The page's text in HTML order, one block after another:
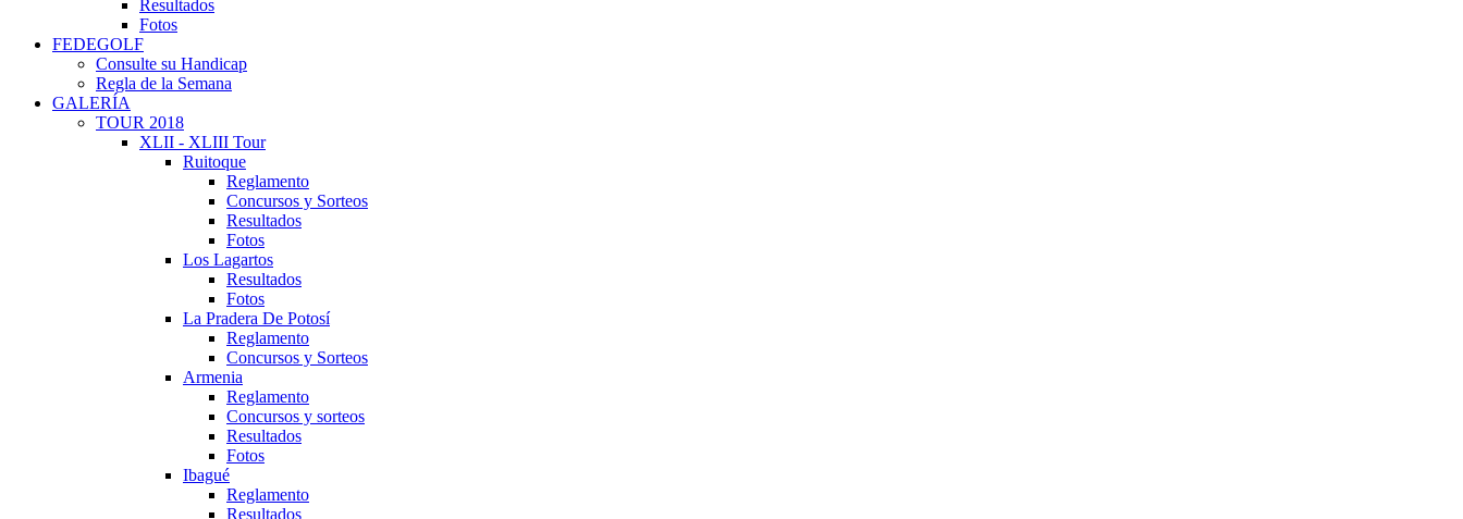
Resultados
Fotos
FEDEGOLF
Consulte su Handicap
Regla de la Semana
GALERÍA
TOUR 2018
XLII - XLIII Tour
Ruitoque
Reglamento
Concursos y Sorteos
Resultados
Fotos
Los Lagartos
Resultados
Fotos
La Pradera De Potosí
Reglamento
Concursos y Sorteos
Armenia
Reglamento
Concursos y sorteos
Resultados
Fotos
Ibagué
Reglamento
Resultados